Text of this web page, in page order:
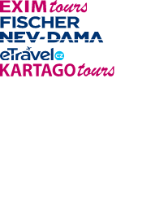
55 km
Vzdálenost od nejbližšího
2 km
Centrum města